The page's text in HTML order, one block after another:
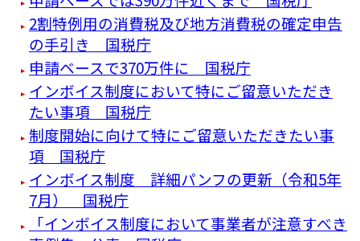
2割特例用の消費税及び地方消費税の確定申告
の手引き 国税庁
申請ベースで370万件に 国税庁
インボイス制度において特にご留意いただき
たい事項 国税庁
制度開始に向けて特にご留意いただきたい事
項 国税庁
インボイス制度 詳細パンフの更新（令和5年
7月） 国税庁
「インボイス制度において事業者が注意すべき